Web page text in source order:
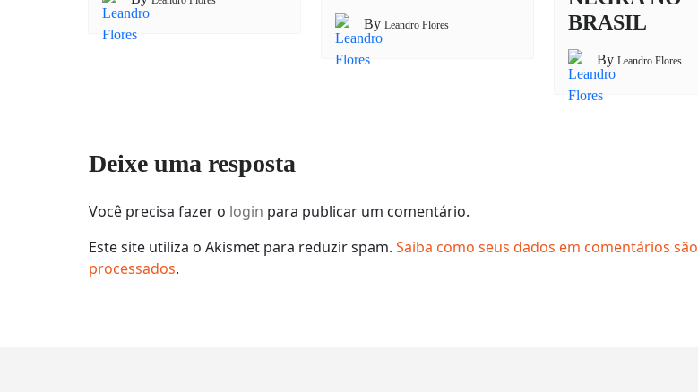
By Leandro Flores
BRASIL
By Leandro Flores
Deixe uma resposta
Você precisa fazer o login para publicar um comentário.
Este site utiliza o Akismet para reduzir spam. Saiba como seus dados em comentários são
processados.